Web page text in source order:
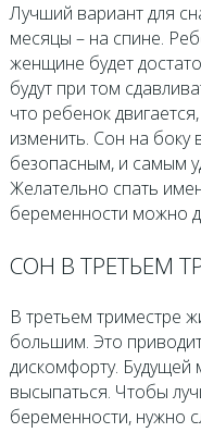
Лучший вариант для
месяцы – на спине.
женщине будет
будут при том
что ребенок
изменить. Сон на боку
безопасным, и самым
Желательно спать
беременности можно
СОН В ТРЕТЬЕМ
В третьем триместре
большим. Это
дискомфорту. Будущей
высыпаться. Чтобы
беременности, нужно